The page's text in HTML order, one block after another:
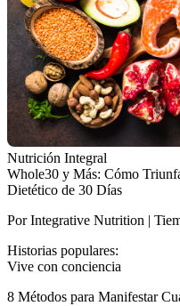
Nutrición Integral
Whole30 y Más: Cómo
Dietético de 30 Días
Por Integrative Nutrition |
Historias populares:
Vive con conciencia
8 Métodos para Manifestar